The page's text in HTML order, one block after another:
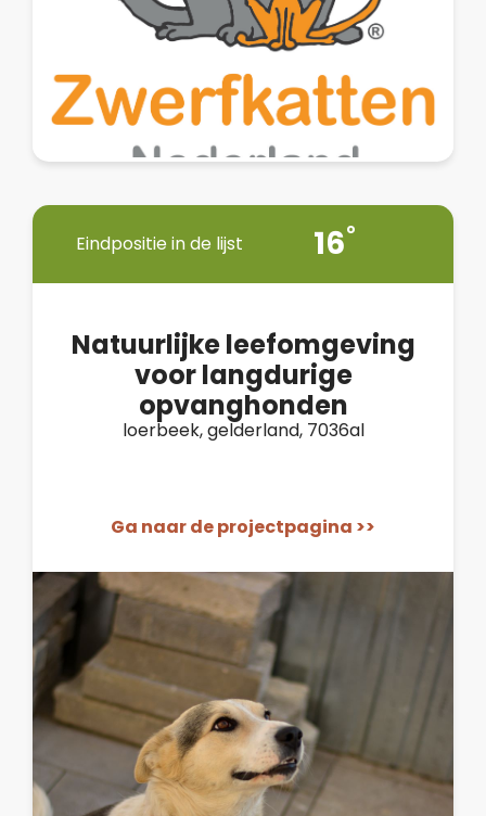
Eindpositie in de lijst 16
Natuurlijke leefomgeving
voor langdurige
opvanghonden
loerbeek, gelderland, 7036al
Ga naar de projectpagina >>